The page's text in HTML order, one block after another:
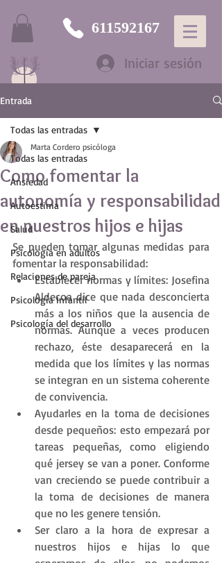
611592167
Iniciar sesión
Entrada
Todas las entradas
Ansiedad
Autoestima
Salud
Psicología en adultos
Relaciones de pareja
Psicología Infantil
Psicología del desarrollo
Todas las entradas
Como fomentar la
autonomía y responsabilidad
en nuestros hijos e hijas
Marta Cordero psicóloga
Se pueden tomar algunas medidas para
fomentar la responsabilidad:
Establecer normas y límites: Josefina
Aldecoa dice que nada desconcierta
más a los niños que la ausencia de
normas. Aunque a veces producen
rechazo, éste desaparecerá en la
medida que los límites y las normas
se integran en un sistema coherente
de convivencia.
Ayudarles en la toma de decisiones
desde pequeños: esto empezará por
tareas pequeñas, como eligiendo
qué jersey se van a poner. Conforme
van creciendo se puede contribuir a
la toma de decisiones de manera
que no les genere tensión.
Ser claro a la hora de expresar a
nuestros hijos e hijas lo que